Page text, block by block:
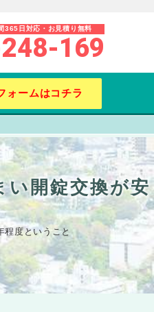
365日対応・お見積り無料
169
ォームはコチラ
い開錠交換が安
度ということ